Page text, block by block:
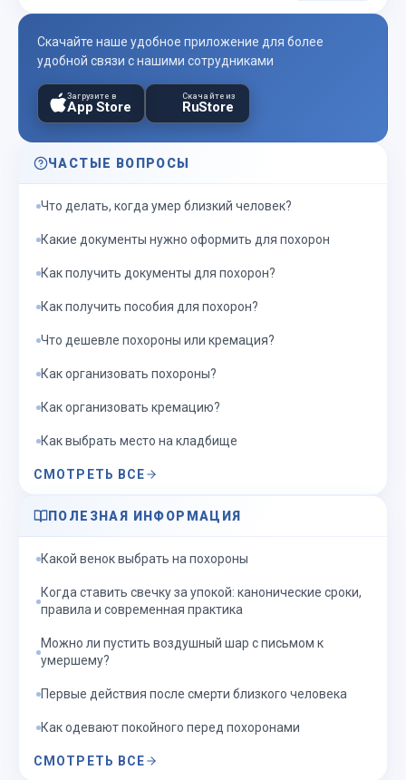
Скачайте наше удобное приложение для более
удобной связи с нашими сотрудниками
Загрузите в
App Store
Скачайте из
RuStore
ЧАСТЫЕ ВОПРОСЫ
Что делать, когда умер близкий человек?
Какие документы нужно оформить для похорон
Как получить документы для похорон?
Как получить пособия для похорон?
Что дешевле похороны или кремация?
Как организовать похороны?
Как организовать кремацию?
Как выбрать место на кладбище
СМОТРЕТЬ ВСЕ
ПОЛЕЗНАЯ ИНФОРМАЦИЯ
Какой венок выбрать на похороны
Когда ставить свечку за упокой: канонические сроки,
правила и современная практика
Можно ли пустить воздушный шар с письмом к
умершему?
Первые действия после смерти близкого человека
Как одевают покойного перед похоронами
СМОТРЕТЬ ВСЕ